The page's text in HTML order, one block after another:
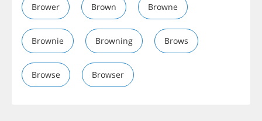
Brower Brown Browne
Brownie Browning Brows
Browse Browser